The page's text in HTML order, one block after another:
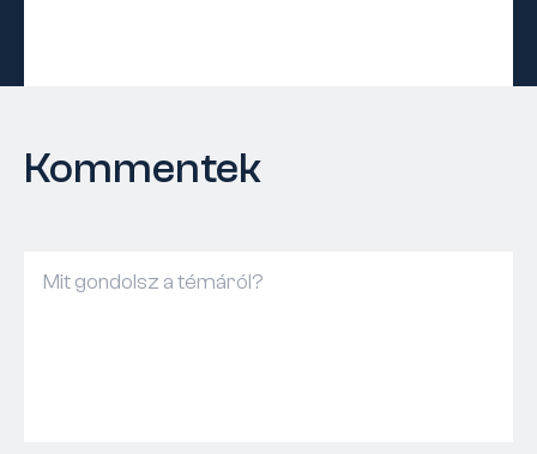
Kommentek